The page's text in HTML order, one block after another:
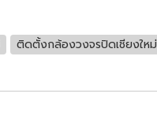
ติดตั้งกล้องวงจรปิดเชียงใหม่